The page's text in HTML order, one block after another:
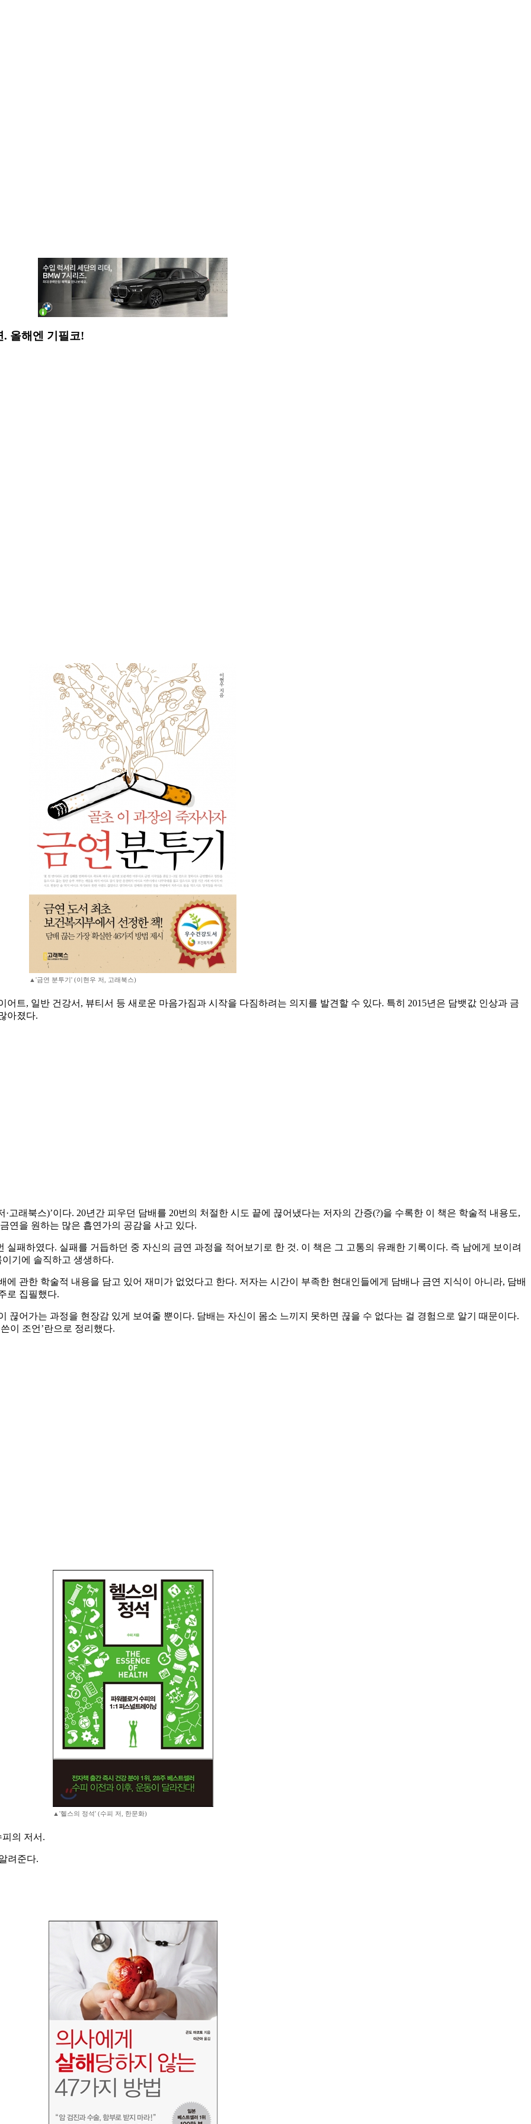
올해엔 기필코!
▲'금연 분투기' (이현우 저, 고래북스)
트, 일반 건강서, 뷰티서 등 새로운 마음가짐과 시작을 다짐하려는 의지를 발견할 수 있다. 특히 2015년은 담뱃값 인상과 금
아졌다.
고래북스)’이다. 20년간 피우던 담배를 20번의 처절한 시도 끝에 끊어냈다는 저자의 간증(?)을 수록한 이 책은 학술적 내용도,
연을 원하는 많은 흡연가의 공감을 사고 있다.
패하였다. 실패를 거듭하던 중 자신의 금연 과정을 적어보기로 한 것. 이 책은 그 고통의 유쾌한 기록이다. 즉 남에게 보이려
기에 솔직하고 생생하다.
관한 학술적 내용을 담고 있어 재미가 없었다고 한다. 저자는 시간이 부족한 현대인들에게 담배나 금연 지식이 아니라, 담배
로 집필했다.
끊어가는 과정을 현장감 있게 보여줄 뿐이다. 담배는 자신이 몸소 느끼지 못하면 끊을 수 없다는 걸 경험으로 알기 때문이다.
이 조언’란으로 정리했다.
▲'헬스의 정석' (수피 저, 한문화)
의 저서.
려준다.